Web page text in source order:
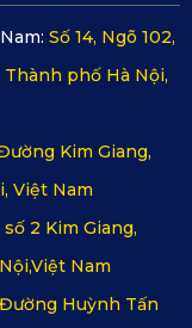
Số 14, Ngõ 102,
phố Hà Nội,
Kim Giang,
Việt Nam
2 Kim Giang,
Nam
Huỳnh Tấn